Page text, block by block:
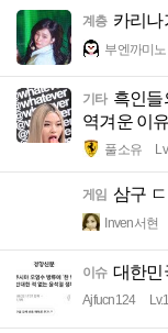
계층 카리나
부엔까미노
기타 흑인들
역겨운 이유
풀소유
게임 삼구
Inven서현
이슈 대한민
Ajfucn124